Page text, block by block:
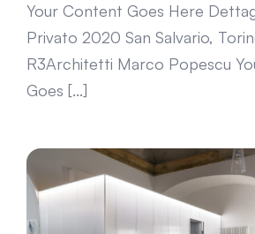
Your Content Goes Here
Privato 2020 San Salvario,
R3Architetti Marco Popescu
Goes [...]